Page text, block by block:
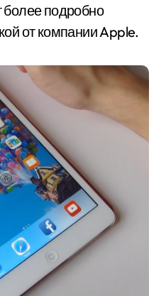
более подробно
от компании Apple.